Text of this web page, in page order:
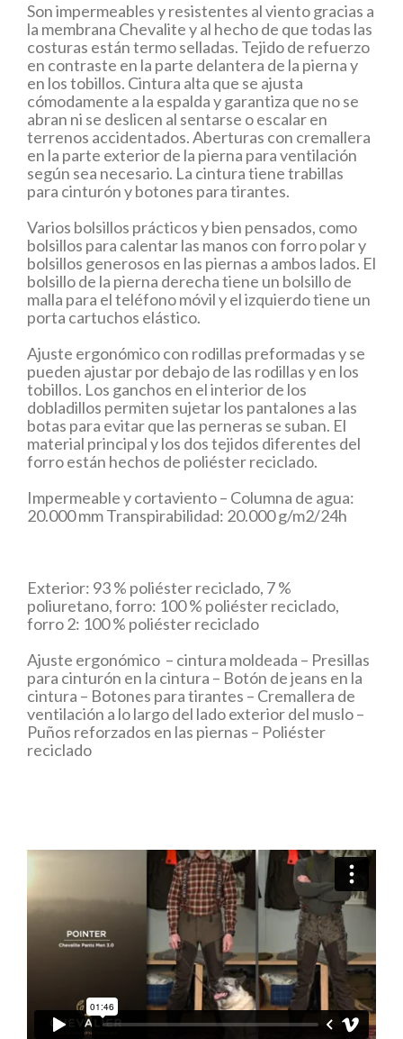
Son impermeables y resistentes al viento gracias a
la membrana Chevalite y al hecho de que todas las
costuras están termo selladas. Tejido de refuerzo
en contraste en la parte delantera de la pierna y
en los tobillos. Cintura alta que se ajusta
cómodamente a la espalda y garantiza que no se
abran ni se deslicen al sentarse o escalar en
terrenos accidentados. Aberturas con cremallera
en la parte exterior de la pierna para ventilación
según sea necesario. La cintura tiene trabillas
para cinturón y botones para tirantes.
Varios bolsillos prácticos y bien pensados, como
bolsillos para calentar las manos con forro polar y
bolsillos generosos en las piernas a ambos lados. El
bolsillo de la pierna derecha tiene un bolsillo de
malla para el teléfono móvil y el izquierdo tiene un
porta cartuchos elástico.
Ajuste ergonómico con rodillas preformadas y se
pueden ajustar por debajo de las rodillas y en los
tobillos. Los ganchos en el interior de los
dobladillos permiten sujetar los pantalones a las
botas para evitar que las perneras se suban. El
material principal y los dos tejidos diferentes del
forro están hechos de poliéster reciclado.
Impermeable y cortaviento – Columna de agua:
20.000 mm Transpirabilidad: 20.000 g/m2/24h
Exterior: 93 % poliéster reciclado, 7 %
poliuretano, forro: 100 % poliéster reciclado,
forro 2: 100 % poliéster reciclado
Ajuste ergonómico – cintura moldeada – Presillas
para cinturón en la cintura – Botón de jeans en la
cintura – Botones para tirantes – Cremallera de
ventilación a lo largo del lado exterior del muslo –
Puños reforzados en las piernas – Poliéster
reciclado